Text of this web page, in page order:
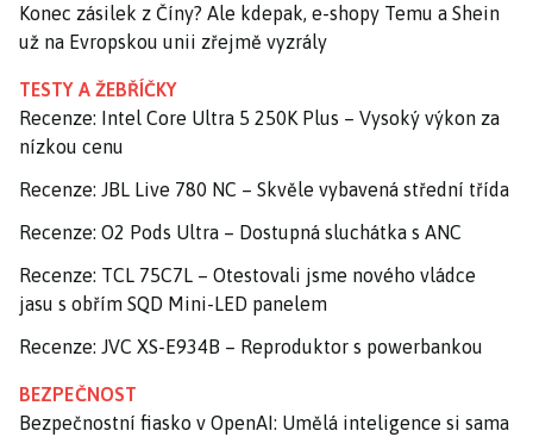
Konec zásilek z Číny? Ale kdepak, e-shopy Temu a Shein
už na Evropskou unii zřejmě vyzrály
TESTY A ŽEBŘÍČKY
Recenze: Intel Core Ultra 5 250K Plus – Vysoký výkon za
nízkou cenu
Recenze: JBL Live 780 NC – Skvěle vybavená střední třída
Recenze: O2 Pods Ultra – Dostupná sluchátka s ANC
Recenze: TCL 75C7L – Otestovali jsme nového vládce
jasu s obřím SQD Mini-LED panelem
Recenze: JVC XS-E934B – Reproduktor s powerbankou
BEZPEČNOST
Bezpečnostní fiasko v OpenAI: Umělá inteligence si sama